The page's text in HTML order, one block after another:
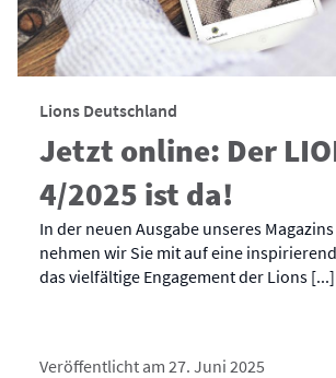
Lions Deutschland
Jetzt online: Der
4/2025 ist da!
In der neuen Ausgabe unseres
nehmen wir Sie mit auf eine
das vielfältige Engagement der Lions [...]
Veröffentlicht am 27. Juni 2025